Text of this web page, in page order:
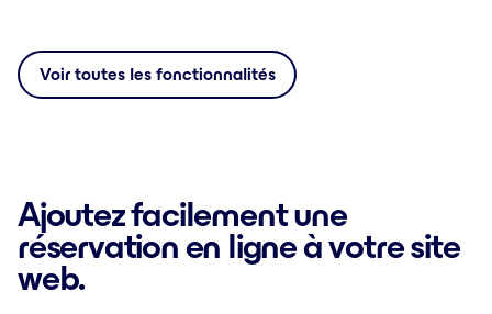
Voir toutes les fonctionnalités
Ajoutez facilement une
réservation en ligne à votre site
web.